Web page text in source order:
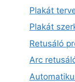
Plakát
Plakát
Retusáló
Arc